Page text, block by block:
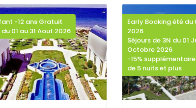
-12 ans Gratuit
01 au 31 Aout 2026
Early Booking été du
2026
Séjours de 3N du 01
Octobre 2026
-15%
de 5 nuits et plus